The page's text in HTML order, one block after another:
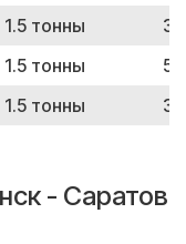
1.5 тонны
1.5 тонны
1.5 тонны
- Саратов